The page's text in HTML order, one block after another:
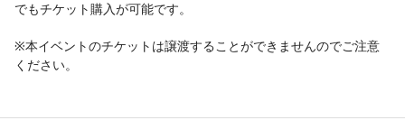
でもチケット購入が可能です。
※本イベントのチケットは譲渡することができませんのでご注意
ください。